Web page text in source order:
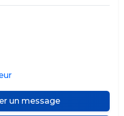
un message